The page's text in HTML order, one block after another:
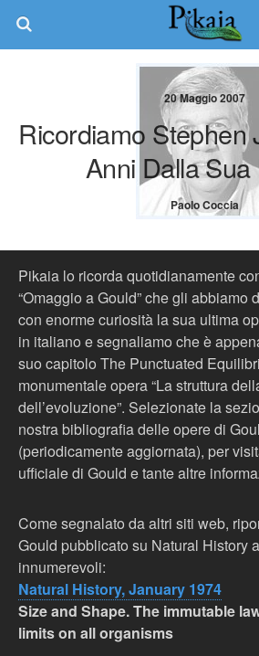
20 Maggio 2007
Ricordiamo Stephen
Anni Dalla
Paolo Coccia
Pikaia lo ricorda quotidianamente
“Omaggio a Gould” che gli abbiamo
con enorme curiosità la sua ultima
in italiano e segnaliamo che è
suo capitolo The Punctuated
monumentale opera “La struttura
dell’evoluzione”. Selezionate la
nostra bibliografia delle opere di
(periodicamente aggiornata), per
ufficiale di Gould e tante altre
Come segnalato da altri siti web,
Gould pubblicato su Natural History
innumerevoli:
Natural History, January 1974
Size and Shape. The immutable
limits on all organisms